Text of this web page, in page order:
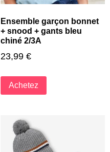
Ensemble garçon bonnet
+ snood + gants bleu
chiné 2/3A
23,99 €
Achetez